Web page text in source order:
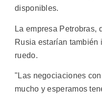
disponibles.
La empresa Petrobras,
Rusia estarían también
ruedo.
"Las negociaciones
mucho y esperamos